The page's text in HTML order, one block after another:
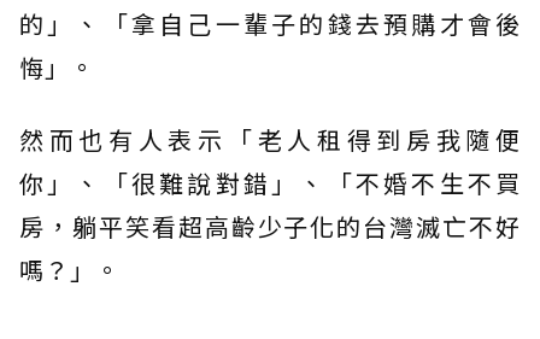
的」、「拿自己一輩子的錢去預購才會後
悔」。
然而也有人表示「老人租得到房我隨便
你」、「很難說對錯」、「不婚不生不買
房，躺平笑看超高齡少子化的台灣滅亡不好
嗎？」。